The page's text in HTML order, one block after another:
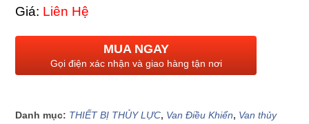
Giá: Liên Hệ
MUA NGAY
Gọi điện xác nhận và giao hàng tận nơi
Danh mục: THIẾT BỊ THỦY LỰC, Van Điều Khiển, Van thủy